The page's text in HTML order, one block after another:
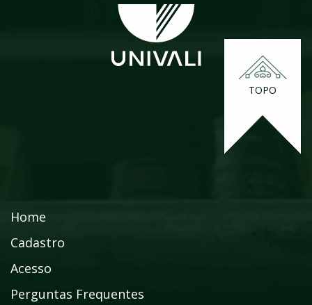
TOPO
Home
Cadastro
Acesso
Perguntas Frequentes